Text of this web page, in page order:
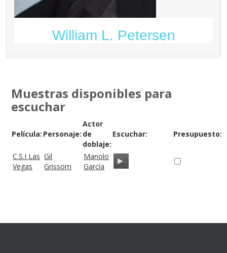
William L. Petersen
Muestras disponibles para
escuchar
Película: Personaje:
Actor
de
doblaje:
Escuchar: Presupuesto:
C.S.I Las
Vegas
Gil
Grissom
Manolo
García